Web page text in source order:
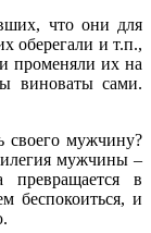
что они для
оберегали и т.п.,
променяли их на
виноваты сами.
своего мужчину?
мужчины –
превращается в
беспокоиться, и